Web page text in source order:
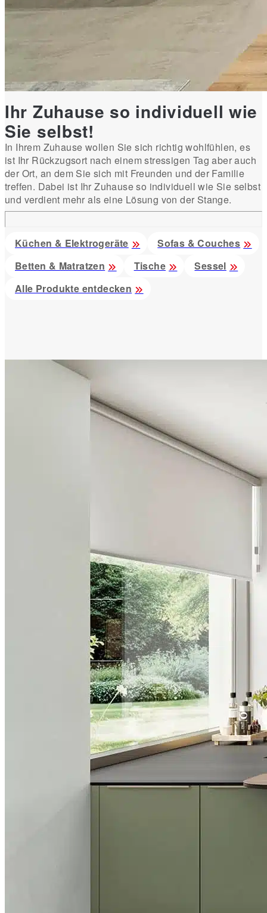
Ihr Zuhause so individuell wie
Sie selbst!
In Ihrem Zuhause wollen Sie sich richtig wohlfühlen, es
ist Ihr Rückzugsort nach einem stressigen Tag aber auch
der Ort, an dem Sie sich mit Freunden und der Familie
treffen. Dabei ist Ihr Zuhause so individuell wie Sie selbst
und verdient mehr als eine Lösung von der Stange.
Küchen & Elektrogeräte
Sofas & Couches
Betten & Matratzen
Tische
Sessel
Alle Produkte entdecken